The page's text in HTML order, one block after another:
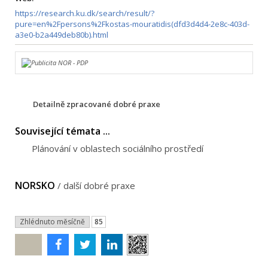
https://research.ku.dk/search/result/?
pure=en%2Fpersons%2Fkostas-mouratidis(dfd3d4d4-2e8c-403d-
a3e0-b2a449deb80b).html
Detailně zpracované dobré praxe
Související témata ...
Plánování v oblastech sociálního prostředí
NORSKO / další dobré praxe
Zhlédnuto měsíčně 85